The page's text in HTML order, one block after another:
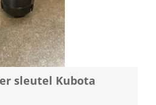
sleutel Kubota